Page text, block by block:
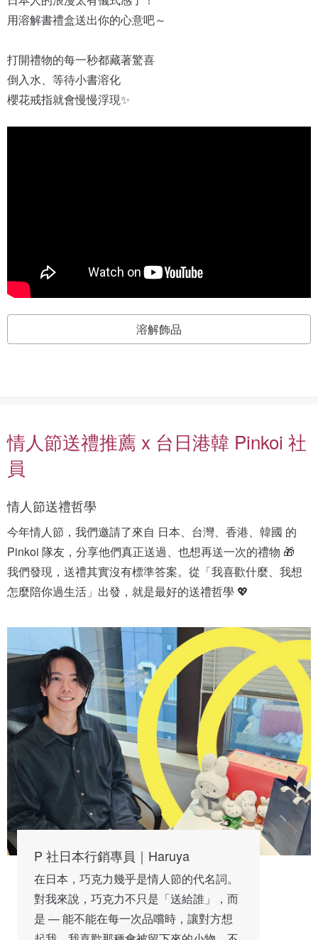
用溶解書禮盒送出你的心意吧～
打開禮物的每一秒都藏著驚喜
倒入水、等待小書溶化
櫻花戒指就會慢慢浮現✨
溶解飾品
情人節送禮推薦 x 台日港韓 Pinkoi 社
員
情人節送禮哲學
今年情人節，我們邀請了來自 日本、台灣、香港、韓國 的
Pinkoi 隊友，分享他們真正送過、也想再送一次的禮物 🎁
我們發現，送禮其實沒有標準答案。從「我喜歡什麼、我想
怎麼陪你過生活」出發，就是最好的送禮哲學 💖
P 社日本行銷專員｜Haruya
在日本，巧克力幾乎是情人節的代名詞。
對我來說，巧克力不只是「送給誰」，而
是 — 能不能在每一次品嚐時，讓對方想